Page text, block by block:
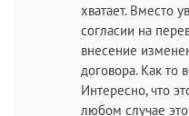
хватает. Вместо
согласии на
внесение
договора. Как то
Интересно, что
любом случае